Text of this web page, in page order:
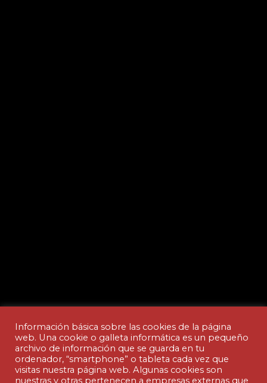
Aviso legal y Política de privacidad
Información básica sobre las cookies de la página
web. Una cookie o galleta informática es un pequeño
archivo de información que se guarda en tu
ordenador, “smartphone” o tableta cada vez que
visitas nuestra página web. Algunas cookies son
nuestras y otras pertenecen a empresas externas que